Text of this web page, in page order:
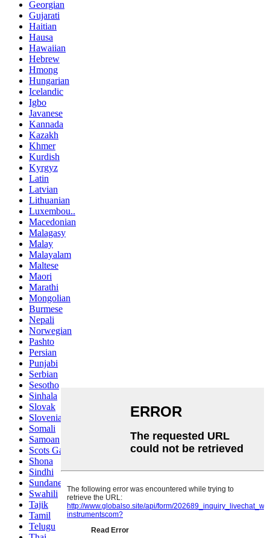
Georgian
Gujarati
Haitian
Hausa
Hawaiian
Hebrew
Hmong
Hungarian
Icelandic
Igbo
Javanese
Kannada
Kazakh
Khmer
Kurdish
Kyrgyz
Latin
Latvian
Lithuanian
Luxembou..
Macedonian
Malagasy
Malay
Malayalam
Maltese
Maori
Marathi
Mongolian
Burmese
Nepali
Norwegian
Pashto
Persian
Punjabi
Serbian
Sesotho
Sinhala
Slovak
Slovenian
Somali
Samoan
Scots Gaelic
Shona
Sindhi
Sundanese
Swahili
Tajik
Tamil
Telugu